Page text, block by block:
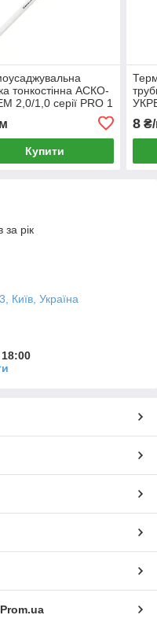
тонкостінна АСКО-
2,0/1,0 серії PRO 1
біла (A0150040451)
Купити
8
за рік
Київ, Україна
Prom.ua